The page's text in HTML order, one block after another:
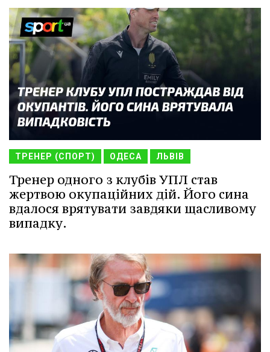
ТРЕНЕР (СПОРТ) ОДЕСА ЛЬВІВ
Тренер одного з клубів УПЛ став
жертвою окупаційних дій. Його сина
вдалося врятувати завдяки щасливому
випадку.